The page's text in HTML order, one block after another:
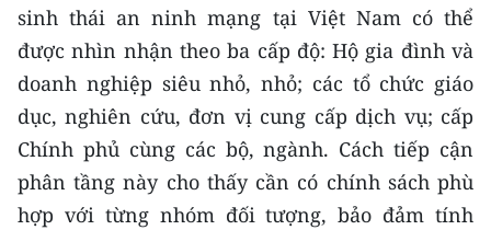
sinh thái an ninh mạng tại Việt Nam có thể
được nhìn nhận theo ba cấp độ: Hộ gia đình và
doanh nghiệp siêu nhỏ, nhỏ; các tổ chức giáo
dục, nghiên cứu, đơn vị cung cấp dịch vụ; cấp
Chính phủ cùng các bộ, ngành. Cách tiếp cận
phân tầng này cho thấy cần có chính sách phù
hợp với từng nhóm đối tượng, bảo đảm tính